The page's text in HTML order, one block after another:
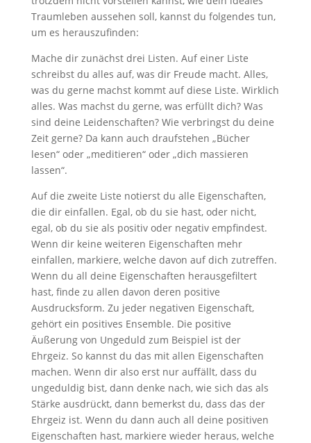
Traumleben aussehen soll, kannst du folgendes tun,
um es herauszufinden:
Mache dir zunächst drei Listen. Auf einer Liste
schreibst du alles auf, was dir Freude macht. Alles,
was du gerne machst kommt auf diese Liste. Wirklich
alles. Was machst du gerne, was erfüllt dich? Was
sind deine Leidenschaften? Wie verbringst du deine
Zeit gerne? Da kann auch draufstehen „Bücher
lesen“ oder „meditieren“ oder „dich massieren
lassen“.
Auf die zweite Liste notierst du alle Eigenschaften,
die dir einfallen. Egal, ob du sie hast, oder nicht,
egal, ob du sie als positiv oder negativ empfindest.
Wenn dir keine weiteren Eigenschaften mehr
einfallen, markiere, welche davon auf dich zutreffen.
Wenn du all deine Eigenschaften herausgefiltert
hast, finde zu allen davon deren positive
Ausdrucksform. Zu jeder negativen Eigenschaft,
gehört ein positives Ensemble. Die positive
Äußerung von Ungeduld zum Beispiel ist der
Ehrgeiz. So kannst du das mit allen Eigenschaften
machen. Wenn dir also erst nur auffällt, dass du
ungeduldig bist, dann denke nach, wie sich das als
Stärke ausdrückt, dann bemerkst du, dass das der
Ehrgeiz ist. Wenn du dann auch all deine positiven
Eigenschaften hast, markiere wieder heraus, welche